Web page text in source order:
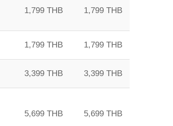
1,799 THB 1,799 THB
1,799 THB 1,799 THB
3,399 THB 3,399 THB
5,699 THB 5,699 THB